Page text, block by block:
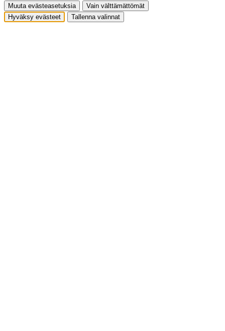
Muuta evästeasetuksia
Vain välttämättömät
Hyväksy evästeet
Tallenna valinnat